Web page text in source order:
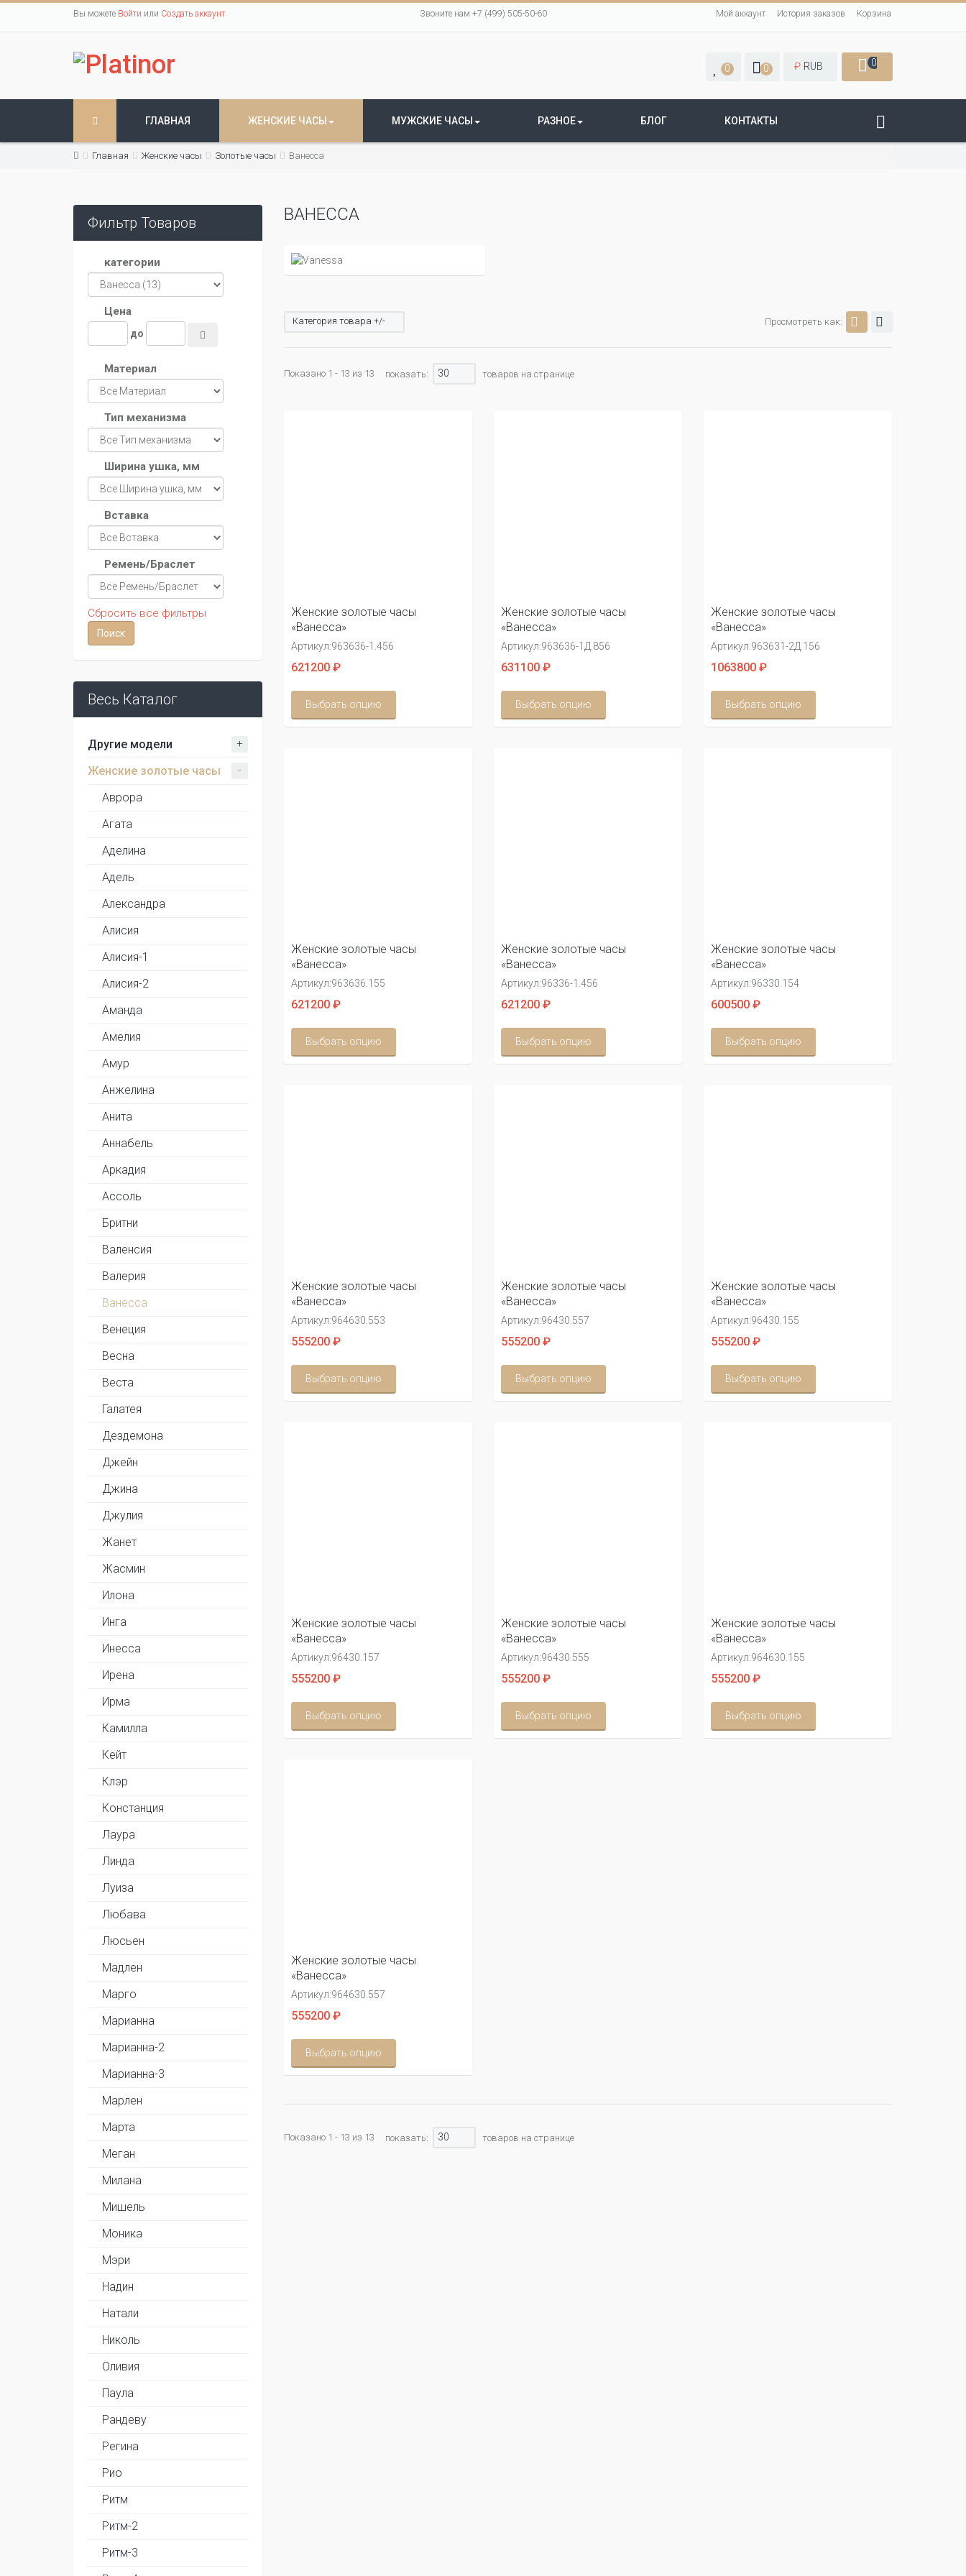
Вы можете Войти или Создать аккаунт Звоните нам +7 (499) 505-50-60 Мой аккаунт История заказов Корзина
0 0 ₽ RUB 0
ГЛАВНАЯ ЖЕНСКИЕ ЧАСЫ МУЖСКИЕ ЧАСЫ РАЗНОЕ БЛОГ КОНТАКТЫ
Главная Женские часы Золотые часы Ванесса
Фильтр Товаров
категории
Цена
до
Материал
Тип механизма
Ширина ушка, мм
Вставка
Ремень/Браслет
Сбросить все фильтры
Весь Каталог
Другие модели +
Женские золотые часы -
Аврора
Агата
Аделина
Адель
Александра
Алисия
Алисия-1
Алисия-2
Аманда
Амелия
Амур
Анжелина
Анита
Аннабель
Аркадия
Ассоль
Бритни
Валенсия
Валерия
Ванесса
Венеция
Весна
Веста
Галатея
Дездемона
Джейн
Джина
Джулия
Жанет
Жасмин
Илона
Инга
Инесса
Ирена
Ирма
Камилла
Кейт
Клэр
Констанция
Лаура
Линда
Луиза
Любава
Люсьен
Мадлен
Марго
Марианна
Марианна-2
Марианна-3
Марлен
Марта
Меган
Милана
Мишель
Моника
Мэри
Надин
Натали
Николь
Оливия
Паула
Рандеву
Регина
Рио
Ритм
Ритм-2
Ритм-3
ВАНЕССА
Просмотреть как:
Категория товара +/-
Показано 1 - 13 из 13 показать: 30 товаров на странице
Женские золотые часы
«Ванесса»
Артикул:963636-1.456
621200 ₽
Выбрать опцию
Женские золотые часы
«Ванесса»
Артикул:963636-1Д.856
631100 ₽
Выбрать опцию
Женские золотые часы
«Ванесса»
Артикул:963631-2Д.156
1063800 ₽
Выбрать опцию
Женские золотые часы
«Ванесса»
Артикул:963636.155
621200 ₽
Выбрать опцию
Женские золотые часы
«Ванесса»
Артикул:96336-1.456
621200 ₽
Выбрать опцию
Женские золотые часы
«Ванесса»
Артикул:96330.154
600500 ₽
Выбрать опцию
Женские золотые часы
«Ванесса»
Артикул:964630.553
555200 ₽
Выбрать опцию
Женские золотые часы
«Ванесса»
Артикул:96430.557
555200 ₽
Выбрать опцию
Женские золотые часы
«Ванесса»
Артикул:96430.155
555200 ₽
Выбрать опцию
Женские золотые часы
«Ванесса»
Артикул:96430.157
555200 ₽
Выбрать опцию
Женские золотые часы
«Ванесса»
Артикул:96430.555
555200 ₽
Выбрать опцию
Женские золотые часы
«Ванесса»
Артикул:964630.155
555200 ₽
Выбрать опцию
Женские золотые часы
«Ванесса»
Артикул:964630.557
555200 ₽
Выбрать опцию
Показано 1 - 13 из 13 показать: 30 товаров на странице